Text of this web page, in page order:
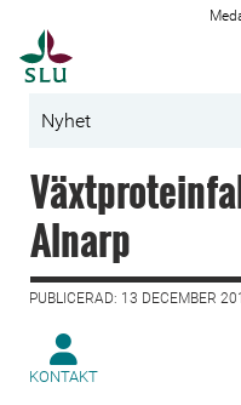
Nyhet
Alnarp
PUBLICERAD: 13 DECEMBER
KONTAKT